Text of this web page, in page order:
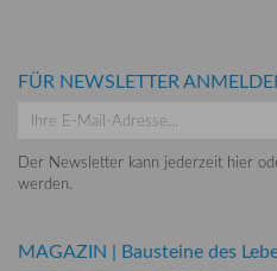
FÜR NEWSLETTER
Der Newsletter kann jederzeit hier
werden.
MAGAZIN | Bausteine des